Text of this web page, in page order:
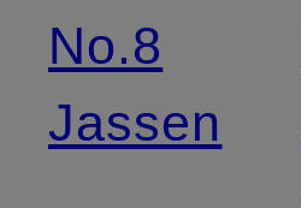
No.8
Jassen